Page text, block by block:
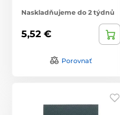
Naskladňujeme do 2 týdnů
5,52 €
Porovnať